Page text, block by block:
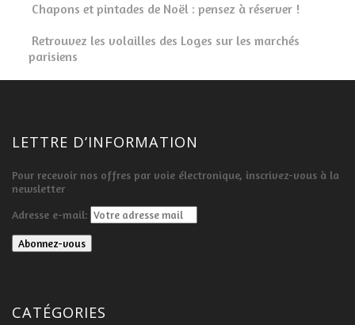
Chapons et pintades de Noël : pensez à réserver !
Retrouvez les volailles des Loges sur les marchés
parisiens
LETTRE D’INFORMATION
Pour recevoir nos offres par voie électronique, inscrivez-vous à la
newsletter
Adresse e-mail:
CATÉGORIES